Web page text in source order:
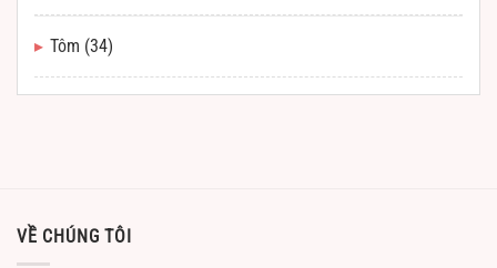
Tôm (34)
VỀ CHÚNG TÔI